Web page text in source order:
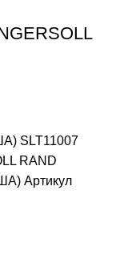
SLT11007
RAND
Артикул